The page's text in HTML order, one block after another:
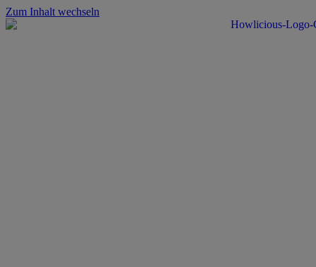
Zum Inhalt wechseln